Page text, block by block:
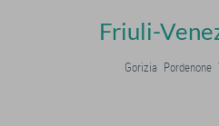
Friuli-
Gorizia Pordenone